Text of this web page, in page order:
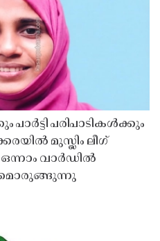
പരിപാടികൾക്കും
മുസ്ലിം ലീഗ്
ഒന്നാം വാർഡിൽ